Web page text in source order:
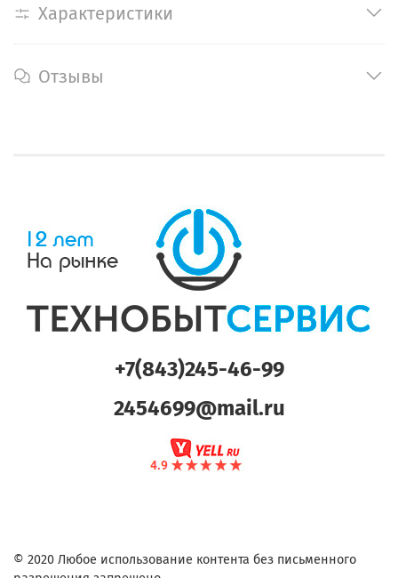
Характеристики
Отзывы
+7(843)245-46-99
2454699@mail.ru
© 2020 Любое использование контента без письменного